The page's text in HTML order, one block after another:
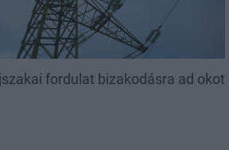
fordulat bizakodásra ad okot